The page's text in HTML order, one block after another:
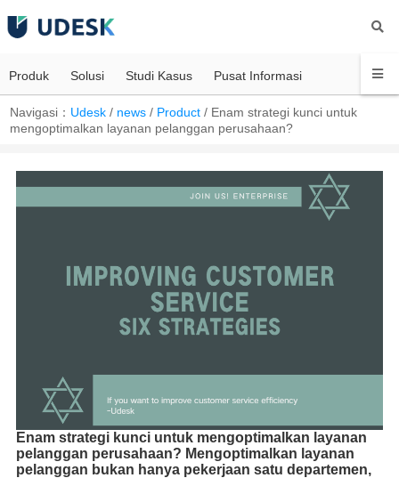
Produk Solusi Studi Kasus Pusat Informasi
Navigasi： Udesk / news / Product / Enam strategi kunci untuk
mengoptimalkan layanan pelanggan perusahaan?
Enam strategi kunci untuk mengoptimalkan layanan
pelanggan perusahaan? Mengoptimalkan layanan
pelanggan bukan hanya pekerjaan satu departemen,